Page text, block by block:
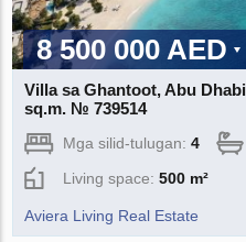
8 500 000 AED
Villa sa Ghantoot, Abu
sq.m. № 739514
Mga silid-tulugan:4
Living space:500 m²
Aviera Living Real Estate